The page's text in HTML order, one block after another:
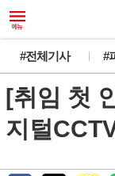
#전체기사 #
[취임 첫
지털